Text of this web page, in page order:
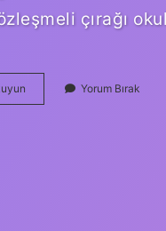
çırağı
Okulu
Yorum Bırak